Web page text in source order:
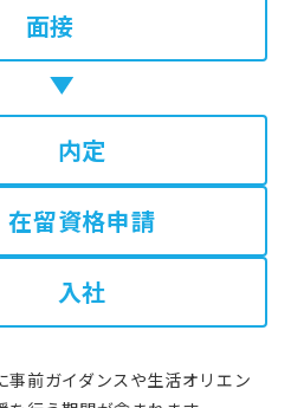
面接
内定
在留資格申請
入社
前ガイダンスや生活オリエン